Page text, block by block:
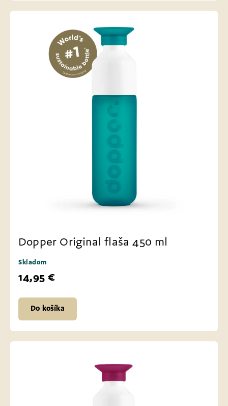
Dopper Original flaša 450 ml
Skladom
14,95 €
Do košíka